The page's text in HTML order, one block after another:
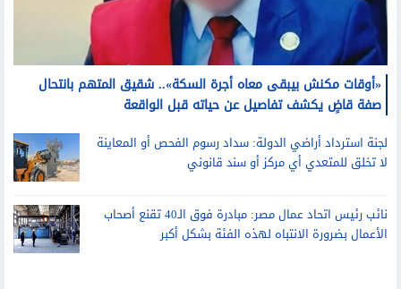
«أوقات مكنش بيبقى معاه أجرة السكة».. شقيق المتهم بانتحال
صفة قاضٍ يكشف تفاصيل عن حياته قبل الواقعة
لجنة استرداد أراضي الدولة: سداد رسوم الفحص أو المعاينة
لا تخلق للمتعدي أي مركز أو سند قانوني
نائب رئيس اتحاد عمال مصر: مبادرة فوق الـ40 تقنع أصحاب
الأعمال بضرورة الانتباه لهذه الفئة بشكل أكبر